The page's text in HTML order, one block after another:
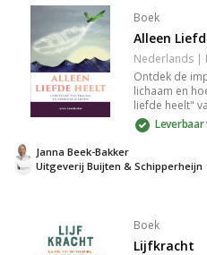
Boek
Alleen
Ontdek de
lichaam en
liefde heelt"
lessen,
Het
gelukkiger
Leverbaar
Uitgeverij Buijten & Schipperheijn
Janna Beek-Bakker
Boek
Lijfkracht